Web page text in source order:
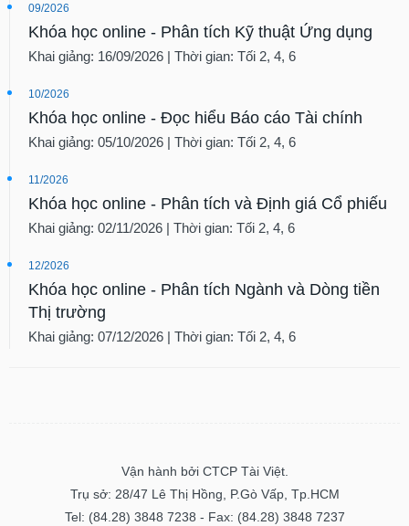
09/2026
Khóa học online - Phân tích Kỹ thuật Ứng dụng
Khai giảng: 16/09/2026 | Thời gian: Tối 2, 4, 6
10/2026
Khóa học online - Đọc hiểu Báo cáo Tài chính
Khai giảng: 05/10/2026 | Thời gian: Tối 2, 4, 6
11/2026
Khóa học online - Phân tích và Định giá Cổ phiếu
Khai giảng: 02/11/2026 | Thời gian: Tối 2, 4, 6
12/2026
Khóa học online - Phân tích Ngành và Dòng tiền
Thị trường
Khai giảng: 07/12/2026 | Thời gian: Tối 2, 4, 6
Vận hành bởi CTCP Tài Việt.
Trụ sở: 28/47 Lê Thị Hồng, P.Gò Vấp, Tp.HCM
Tel: (84.28) 3848 7238 - Fax: (84.28) 3848 7237